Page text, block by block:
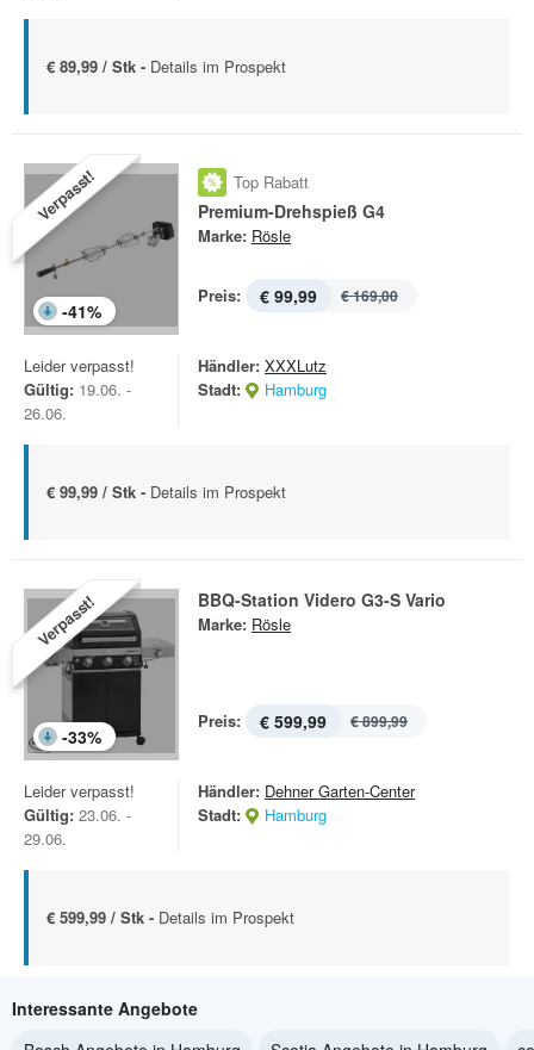
€ 89,99 / Stk - Details im Prospekt
Verpasst!
-41%
Top Rabatt
Premium-Drehspieß G4
Marke: Rösle
Preis: € 99,99 € 169,00
Leider verpasst!
Gültig: 19.06. -
26.06.
Händler: XXXLutz
Stadt:
Hamburg
€ 99,99 / Stk - Details im Prospekt
Verpasst!
-33%
BBQ-Station Videro G3-S Vario
Marke: Rösle
Preis: € 599,99 € 899,99
Leider verpasst!
Gültig: 23.06. -
29.06.
Händler: Dehner Garten-Center
Stadt:
Hamburg
€ 599,99 / Stk - Details im Prospekt
Interessante Angebote